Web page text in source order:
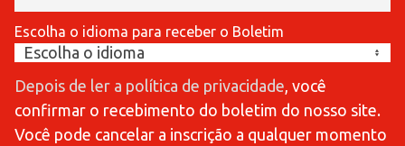
Escolha o idioma para receber o Boletim
Depois de ler a política de privacidade , você
confirmar o recebimento do boletim do nosso site.
Você pode cancelar a inscrição a qualquer momento